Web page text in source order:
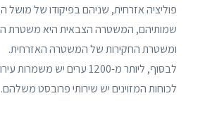
פוליציה אזרחית, שניהם בפיקודו של מושל
שמותיהם, המשטרה הצבאית היא משטרת
ומשטרת החקירות של המשטרה האזרחית.
לבסוף, ליותר מ-1200 ערים יש משמרות עירוניים.
לכוחות המזוינים יש שירותי פרובסט משלהם.